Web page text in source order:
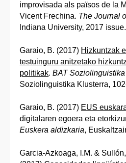
improvisada als països de la
Vicent Frechina. The Journal
Indiana University, 2017 issue.
Garaio, B. (2017) Hizkuntzak
testuinguru anitzetako
politikak. BAT
Soziolinguistika Klusterra,
Garaio, B. (2017) EUS
digitalaren egoera eta
Euskera aldizkaria,
Garcia-Azkoaga, I.M. &